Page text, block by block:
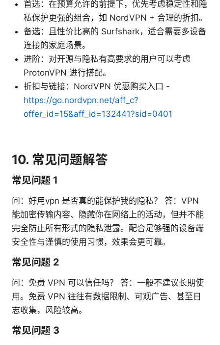
首选：在预算允许的前提下，优先考虑稳定性和隐
私保护更强的组合，如 NordVPN + 合理的折扣。
备选：且性价比高的 Surfshark，适合需要多设备
连接的家庭场景。
进阶：对开源与隐私有高要求的用户可以考虑
ProtonVPN 进行搭配。
折扣与链接：NordVPN 优惠购买入口 -
https://go.nordvpn.net/aff_c?
offer_id=15&aff_id=132441?sid=0401
10. 常见问题解答
常见问题 1
问：好用vpn 是否真的能保护我的隐私？ 答：VPN
能加密传输内容、隐藏你在网络上的活动，但并不能
完全防止所有形式的隐私泄露。配合足够强的设备端
安全性与谨慎的使用习惯，效果会更可靠。
常见问题 2
问：免费 VPN 可以信任吗？ 答：一般不建议长期使
用。免费 VPN 往往有数据限制、可观广告、甚至日
志收集，风险较高。
常见问题 3